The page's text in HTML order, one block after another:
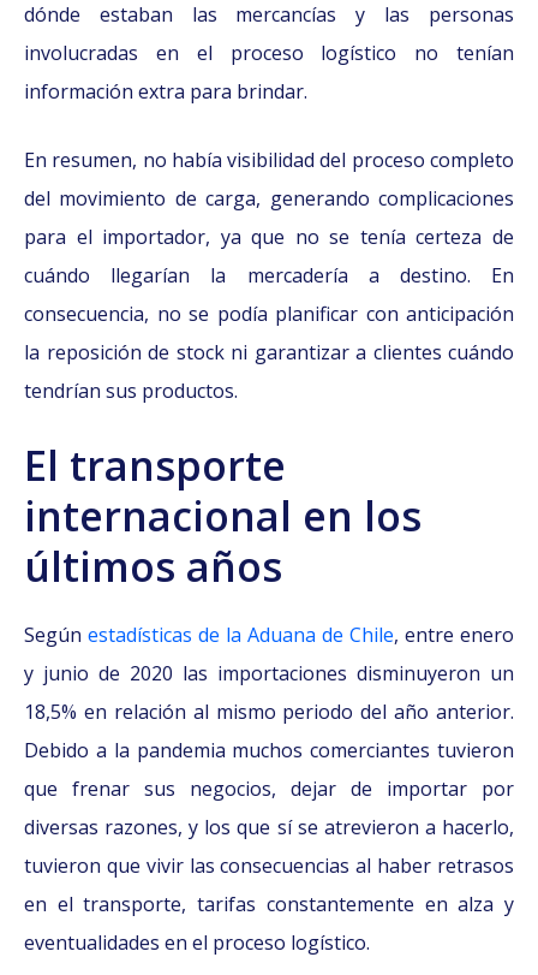
dónde estaban las mercancías y las personas
involucradas en el proceso logístico no tenían
información extra para brindar.
En resumen, no había visibilidad del proceso completo
del movimiento de carga, generando complicaciones
para el importador, ya que no se tenía certeza de
cuándo llegarían la mercadería a destino. En
consecuencia, no se podía planificar con anticipación
la reposición de stock ni garantizar a clientes cuándo
tendrían sus productos.
El transporte
internacional en los
últimos años
Según estadísticas de la Aduana de Chile, entre enero
y junio de 2020 las importaciones disminuyeron un
18,5% en relación al mismo periodo del año anterior.
Debido a la pandemia muchos comerciantes tuvieron
que frenar sus negocios, dejar de importar por
diversas razones, y los que sí se atrevieron a hacerlo,
tuvieron que vivir las consecuencias al haber retrasos
en el transporte, tarifas constantemente en alza y
eventualidades en el proceso logístico.